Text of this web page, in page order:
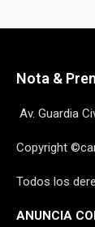
Nota &
Av. Guardia
Copyright
Todos los
ANUNCIA